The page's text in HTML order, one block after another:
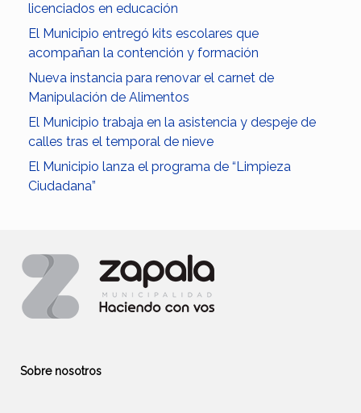
licenciados en educación
El Municipio entregó kits escolares que
acompañan la contención y formación
Nueva instancia para renovar el carnet de
Manipulación de Alimentos
El Municipio trabaja en la asistencia y despeje de
calles tras el temporal de nieve
El Municipio lanza el programa de “Limpieza
Ciudadana”
Sobre nosotros